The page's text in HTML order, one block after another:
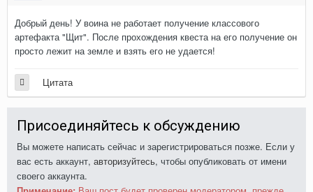
Добрый день! У воина не работает получение классового
артефакта "Щит". После прохождения квеста на его получение он
просто лежит на земле и взять его не удается!
Цитата
Присоединяйтесь к обсуждению
Вы можете написать сейчас и зарегистрироваться позже. Если у
вас есть аккаунт, авторизуйтесь, чтобы опубликовать от имени
своего аккаунта.